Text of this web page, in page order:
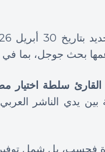
2026؛ حيث
بحث جوجل، بما في
القارئ سلطة اختيار
بين يدي الناشر
فحسب، بل شمل توفير